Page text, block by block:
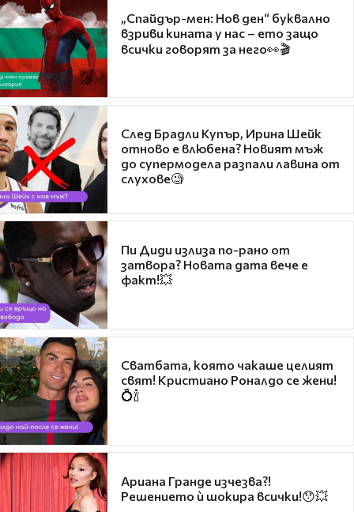
„Спайдър-мен: Нов ден“ буквално
взриви кината у нас – ето защо
всички говорят за него👀🎬
След Брадли Купър, Ирина Шейк
отново е влюбена? Новият мъж
до супермодела разпали лавина от
слухове🧐
Пи Диди излиза по-рано от
затвора? Новата дата вече е
факт!💥
Сватбата, която чакаше целият
свят! Кристиано Роналдо се жени!
💍🍾
Ариана Гранде изчезва?!
Решението ѝ шокира всички!😯💥